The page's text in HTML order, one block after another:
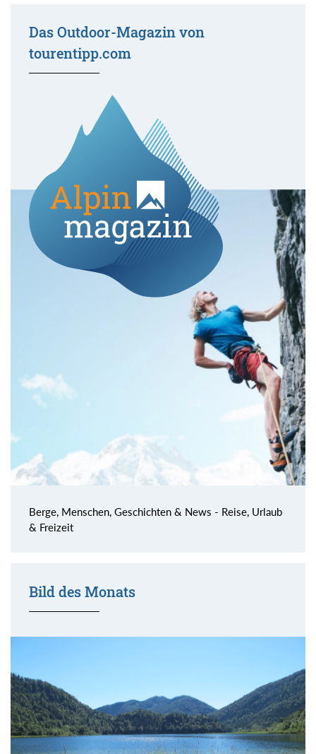
Das Outdoor-Magazin von
tourentipp.com
Berge, Menschen, Geschichten & News - Reise, Urlaub
& Freizeit
Bild des Monats